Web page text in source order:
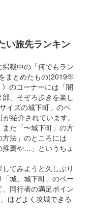
月） 2025年版
い旅先ランキン
載中の「何でもラン
まとめたもの(2019年
のコーナーには「闇
、そぞろ歩きを楽し
イズの城下町」のペ
紹介されています。
た「〜城下町」の方
法」のところには
推薦や…」というちょ
てみようと久しぶり
城、城下町」のペー
同行者の満足ポイン
ほどよく攻城できる